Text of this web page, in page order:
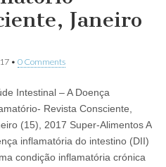
Janeiro
• 0 Comments
Intestinal – A Doença
Revista Consciente,
(15), 2017 Super-Alimentos A
inflamatória do intestino (DII)
condição inflamatória crónica